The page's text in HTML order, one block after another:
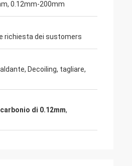
0.12mm-200mm
richiesta dei sustomers
Decoiling, tagliare,
di 0.12mm,